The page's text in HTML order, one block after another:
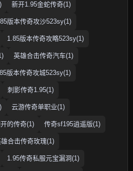
新开1.95金蛇传奇(1)
版本传奇攻沙523sy(1)
1.85版本传奇攻略523sy(1)
英雄合击传奇汽车(1)
版本传奇攻城523sy(1)
刺影传奇1.95(1)
云游传奇单职业(1)
的传奇(1) 传奇sf195逍遥版(1)
合击传奇玫瑰(1)
1.95传奇私服元宝漏洞(1)